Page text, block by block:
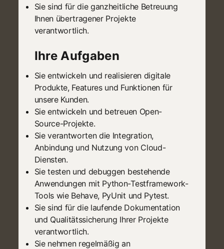
Sie sind für die ganzheitliche Betreuung
Ihnen übertragener Projekte
verantwortlich.
Ihre Aufgaben
Sie entwickeln und realisieren digitale
Produkte, Features und Funktionen für
unsere Kunden.
Sie entwickeln und betreuen Open-
Source-Projekte.
Sie verantworten die Integration,
Anbindung und Nutzung von Cloud-
Diensten.
Sie testen und debuggen bestehende
Anwendungen mit Python-Testframework-
Tools wie Behave, PyUnit und Pytest.
Sie sind für die laufende Dokumentation
und Qualitätssicherung Ihrer Projekte
verantwortlich.
Sie nehmen regelmäßig an